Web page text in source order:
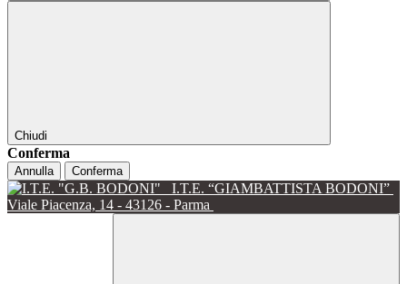
Chiudi
Conferma
Annulla Conferma
I.T.E. “GIAMBATTISTA BODONI”
Viale Piacenza, 14 - 43126 - Parma